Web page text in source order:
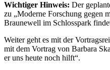
Wichtiger Hinweis: Der
zu „Moderne Forschung gegen
Braunewell im Schlosspark
Weiter geht es mit der
mit dem Vortrag von Barbara
er uns heute noch hilft“.